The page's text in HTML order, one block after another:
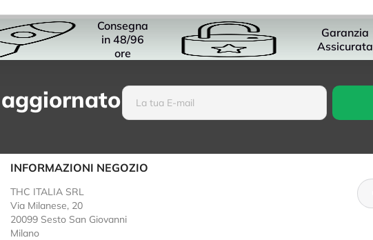
Consegna
in 48/96
ore
Garanzia
Assicurata
INFORMAZIONI NEGOZIO
THC ITALIA SRL
Via Milanese, 20
20099 Sesto San Giovanni
Milano